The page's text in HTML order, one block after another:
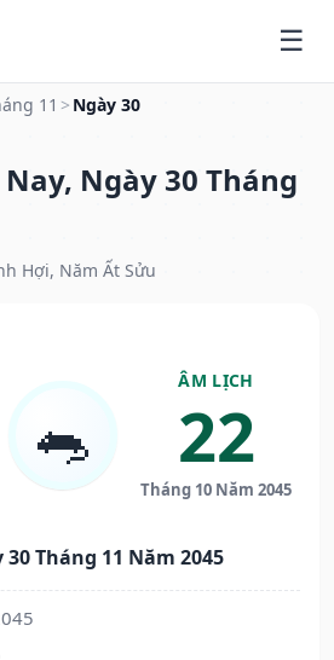
11 > Ngày 30
Ngày 30 Tháng
Hợi, Năm Ất Sửu
🐀
ÂM LỊCH
22
Tháng 10 Năm 2045
Tháng 11 Năm 2045